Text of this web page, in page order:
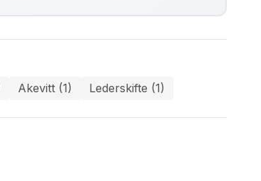
Akevitt (1) Lederskifte (1)